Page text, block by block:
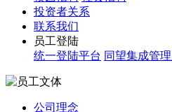
投资者关系
联系我们
员工登陆
统一登陆平台 同望集成管
公司理念